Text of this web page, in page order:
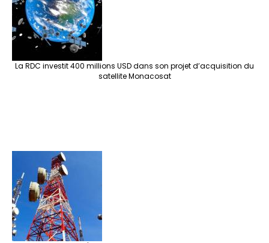
La RDC investit 400 millions USD dans son projet d’acquisition du
satellite Monacosat